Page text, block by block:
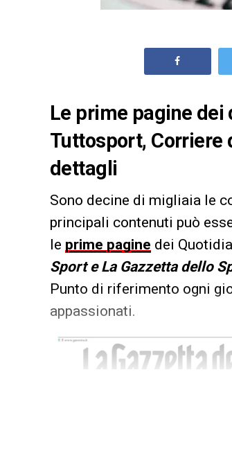
Le prime pagine
Tuttosport, Corriere
dettagli
Sono decine di migliaia le
principali contenuti può
le prime pagine dei
Sport e La Gazzetta dello
Punto di riferimento ogni
appassionati.